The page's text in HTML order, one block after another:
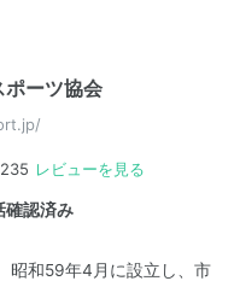
ポーツ協会
235 レビューを見る
確認済み
昭和59年4月に設立し、市